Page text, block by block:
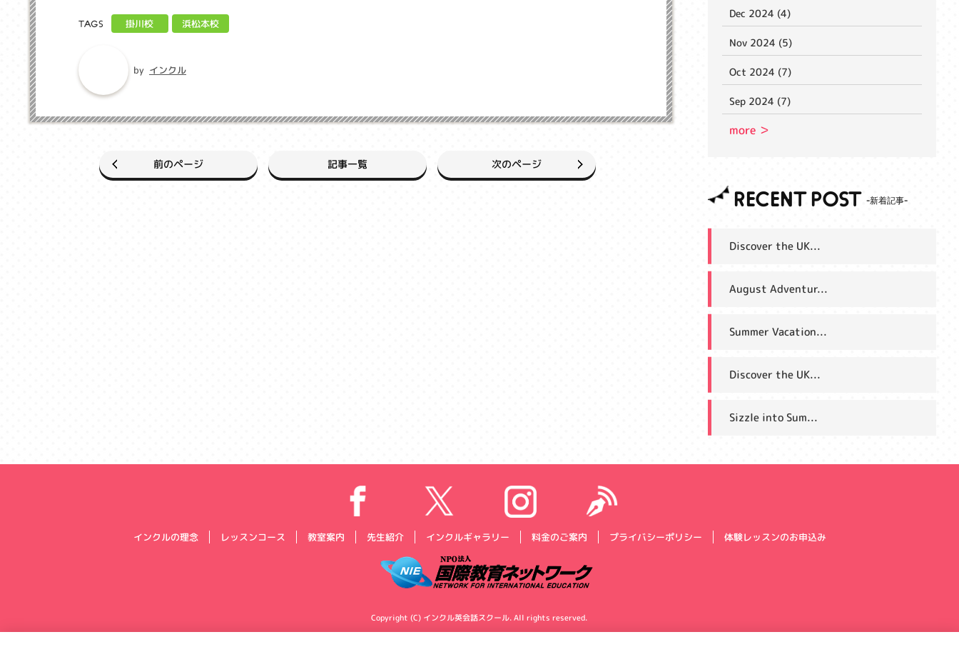
TAGS 掛川校 浜松本校
by インクル
前のページ 記事一覧 次のページ
Dec 2024 (4)
Nov 2024 (5)
Oct 2024 (7)
Sep 2024 (7)
more ＞
RECENT POST
Discover the UK...
August Adventur...
Summer Vacation...
Discover the UK...
Sizzle into Sum...
インクルの理念 レッスンコース 教室案内 先生紹介 インクルギャラリー 料金のご案内 プライバシーポリシー 体験レッスンのお申込み
Copyright (C) インクル英会話スクール. All rights reserved.